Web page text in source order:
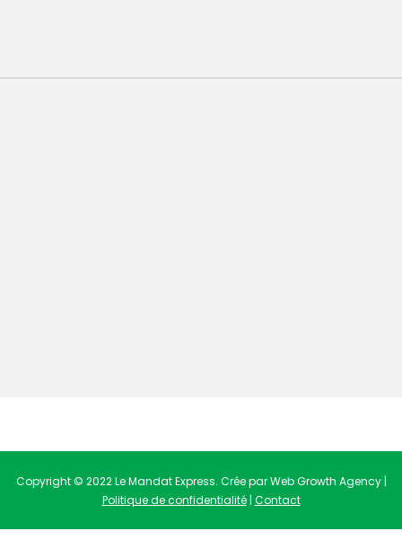
Copyright © 2022 Le Mandat Express. Crée par Web Growth Agency |
Politique de confidentialité| Contact